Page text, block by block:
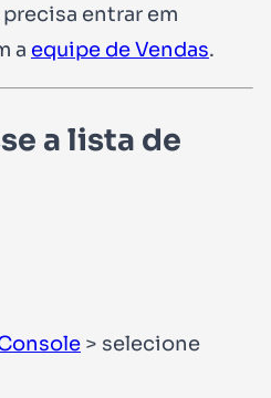
entrar em
a equipe de Vendas.
a lista de
> selecione